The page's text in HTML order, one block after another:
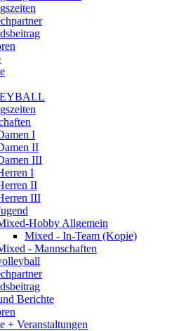
I
II
III
I
II
III
Hobby Allgemein
Mixed - In-Team (Kopie)
- Mannschaften
Berichte
+ Veranstaltungen